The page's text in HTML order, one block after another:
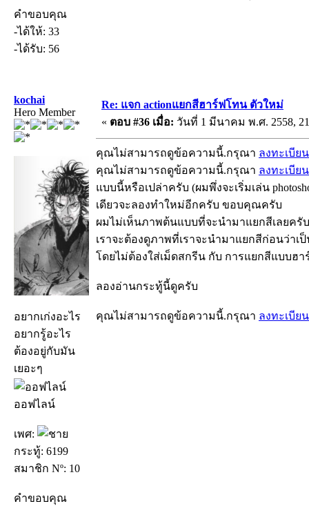
คำขอบคุณ
-ได้ให้: 33
-ได้รับ: 56
kochai
Hero Member
อยากเก่งอะไร
อยากรู้อะไร
ต้องอยู่กับมัน
เยอะๆ
ออฟไลน์
เพศ:
กระทู้: 6199
สมาชิก Nº: 10
คำขอบคุณ
Re: แจก actionแยกสีฮาร์ฟโทน ตัวใหม่
« ตอบ #36 เมื่อ: วันที่ 1 มีนาคม พ.ศ. 2558,
คุณไม่สามารถดูข้อความนี้.กรุณา ลงทะเบียน
คุณไม่สามารถดูข้อความนี้.กรุณา ลงทะเบียน
แบบนี้หรือเปล่าครับ (ผมพึ่งจะเริ่มเล่น
เดียวจะลองทำใหม่อีกครับ ขอบคุณครับ
ผมไม่เห็นภาพต้นแบบที่จะนำมาแยกสีเลยครับ
เราจะต้องดูภาพที่เราจะนำมาแยกสีก่อนว่า
โดยไม่ต้องใส่เม็ดสกรีน กับ การแยกสีแบบฮ
ลองอ่านกระทู้นี้ดูครับ
คุณไม่สามารถดูข้อความนี้.กรุณา ลงทะเบียน